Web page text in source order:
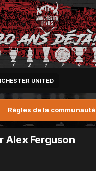
UNITED
Règles de la communauté
Alex Ferguson